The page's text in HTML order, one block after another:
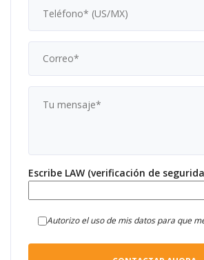
Escribe LAW (verificación de
Autorizo el uso de mis datos para que